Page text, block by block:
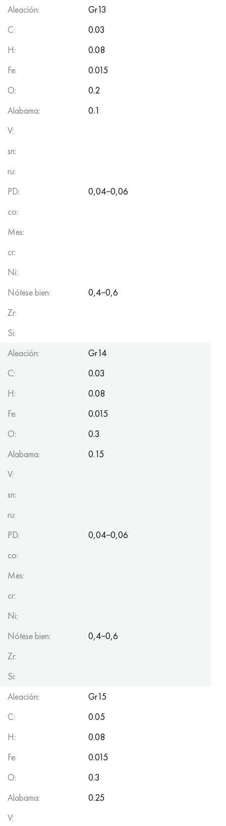
Aleación:
Gr13
C:
0.03
H:
0.08
Fe:
0.015
O:
0.2
Alabama:
0.1
V:
sn:
ru:
PD:
0,04−0,06
co:
Mes:
cr:
Ni:
Nótese bien:
0,4−0,6
Zr:
Si:
Aleación:
Gr14
C:
0.03
H:
0.08
Fe:
0.015
O:
0.3
Alabama:
0.15
V:
sn:
ru:
PD:
0,04−0,06
co:
Mes:
cr:
Ni:
Nótese bien:
0,4−0,6
Zr:
Si:
Aleación:
Gr15
C:
0.05
H:
0.08
Fe:
0.015
O:
0.3
Alabama:
0.25
V: